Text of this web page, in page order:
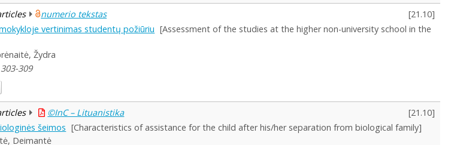
numerio tekstas [21.10]
vertinimas studentų požiūriu [Assessment of the studies at the higher non-university school in the
Žydra
309
©InC – Lituanistika [21.10]
šeimos [Characteristics of assistance for the child after his/her separation from biological family]
Deimantė